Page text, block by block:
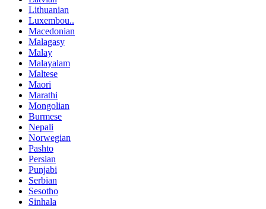
Lithuanian
Luxembou..
Macedonian
Malagasy
Malay
Malayalam
Maltese
Maori
Marathi
Mongolian
Burmese
Nepali
Norwegian
Pashto
Persian
Punjabi
Serbian
Sesotho
Sinhala